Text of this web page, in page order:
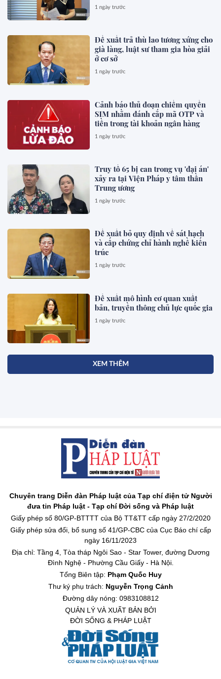
1 ngày trước
Đề xuất trả thù lao tương xứng cho
già làng, luật sư tham gia hòa giải
ở cơ sở
1 ngày trước
Cảnh báo thủ đoạn chiếm quyền
SIM nhằm đánh cắp mã OTP và
tiền trong tài khoản ngân hàng
1 ngày trước
Truy tố 65 bị can trong vụ 'đại án'
xảy ra tại Viện Pháp y tâm thần
Trung ương
1 ngày trước
Đề xuất bỏ quy định về sát hạch
và cấp chứng chỉ hành nghề kiến
trúc
1 ngày trước
Đề xuất mô hình cơ quan xuất
bản, truyền thông chủ lực quốc gia
1 ngày trước
XEM THÊM
Chuyên trang Diễn đàn Pháp luật của Tạp chí điện tử Người
đưa tin Pháp luật - Tạp chí Đời sống và Pháp luật
Giấy phép số 80/GP-BTTTT của Bộ TT&TT cấp ngày 27/2/2020
Giấy phép sửa đổi, bổ sung số 41/GP-CBC của Cục Báo chí cấp
ngày 16/11/2023
Địa chỉ: Tầng 4, Tòa tháp Ngôi Sao - Star Tower, đường Dương
Đình Nghệ - Phường Cầu Giấy - Hà Nội.
Tổng Biên tập: Phạm Quốc Huy
Thư ký phụ trách: Nguyễn Trọng Cảnh
Đường dây nóng: 0983108812
QUẢN LÝ VÀ XUẤT BẢN BỞI
ĐỜI SỐNG & PHÁP LUẬT